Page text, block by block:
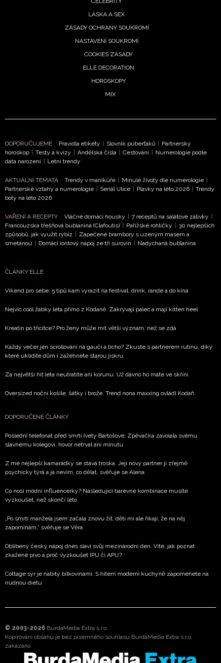
LÁSKA A SEX
ZÁSADY OCHRANY SOUKROMÍ
NASTAVENÍ SOUKROMÍ
COOKIES ZÁSADY
ELLE DECORATION
HOROSKOPY
MIX
DOPORUČUJEME Pravidla etikety | Slovník puberťáků | Partnerský
horoskop | Testy a kvízy | Andělská čísla | Cestování | Numerologie podle
data narození | Letní trendy
AKTUÁLNÍ TÉMATA Trendy v manikúře | Minulé životy dle numerologie |
Partnerské vztahy a numerologie | Seriál Ulice | Plavky na léto 2026 | Trendy
boty na léto 2026
VAŘENÍ A RECEPTY Vláčné domácí housky | 7 receptů na salátové zálivky |
Francouzská třešňová bublanina (Clafoutis) | Pařížské rohlíčky | 30 nejlepších
způsobů, jak využít rybíz | Zapečené brambory s uzeným masem a
smetanou | Domácí iontový nápoj ze tří surovin | Nadýchaná bublanina
ČLÁNKY ELLE
Víkend pro sebe: 5 tipů kam vyrazit na festival, drink, rande a do kina
Nejvíc cool žabky léta přímo z Kodaně. Zakrývají palec a mají kitten heel
Kreatin po třicítce? Pro ženy může mít větší význam, než se zdá
Každý večer jen scrollování na gauči a ticho? Zkuste s partnerem rutinu, díky
které uklidíte dům i zažehnete starou jiskru
Za největší hit léta neutratíte ani korunu. Už dávno ho máte ve skříni
Oversized noční košile, šátky i brože. Trend nona maxxing ovládl Kodaň
DOPORUČENÉ ČLÁNKY
Poslední telefonát před smrtí Ivety Bartošové: Zpěvačka zavolala svému
slavnému kolegovi, hovor netrval ani minutu
Z mé nejlepší kamarádky se stává troska. Její nový partner ji zřejmě
psychicky týrá a já nevím, co dělat, svěřuje se Alena
Co nosí módní influencerky? Následující barevné kombinace musíte
vyzkoušet, než skončí léto
„Po smrti manžela jsem začala znovu žít, děti mi ale říkají, že na něj
zapomínám,“ svěřuje se Věra
Oblíbený český nápoj dnes slaví svůj mezinárodní den. Víte, jak poznat
zkažené pivo a proč vyzkoušet IPU či APU?
Cottage sýr je nabitý bílkovinami. S hitem moderní kuchyně zapomenete na
nudnou dietu
© 2003-2026 BurdaMedia Extra s.r.o.
Kopírování obsahu je bez písemného souhlasu BurdaMedia Extra s.r.o.
zakázáno